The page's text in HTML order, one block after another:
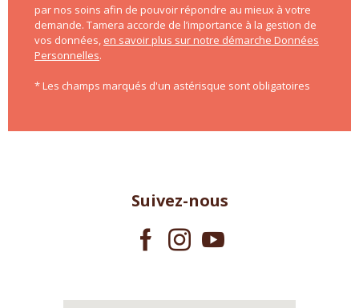
par nos soins afin de pouvoir répondre au mieux à votre
demande. Tamera accorde de l’importance à la gestion de
vos données, en savoir plus sur notre démarche Données
Personnelles.
* Les champs marqués d'un astérisque sont obligatoires
Suivez-nous